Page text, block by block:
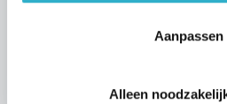
Aanpassen
Alleen
We verrekenen de waarde van